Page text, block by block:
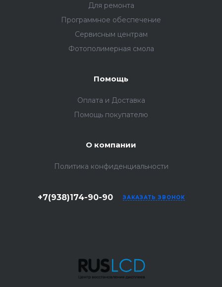
Для ремонта
Программное обеспечение
Сервисным центрам
Фотополимерная смола
Помощь
Оплата и Доставка
Помощь покупателю
О компании
Политика конфиденциальности
+7(938)174-90-90 ЗАКАЗАТЬ ЗВОНОК